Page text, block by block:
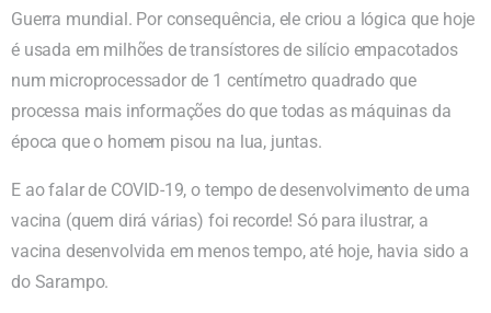
Guerra mundial. Por consequência, ele criou a lógica que hoje
é usada em milhões de transístores de silício empacotados
num microprocessador de 1 centímetro quadrado que
processa mais informações do que todas as máquinas da
época que o homem pisou na lua, juntas.
E ao falar de COVID-19, o tempo de desenvolvimento de uma
vacina (quem dirá várias) foi recorde! Só para ilustrar, a
vacina desenvolvida em menos tempo, até hoje, havia sido a
do Sarampo.